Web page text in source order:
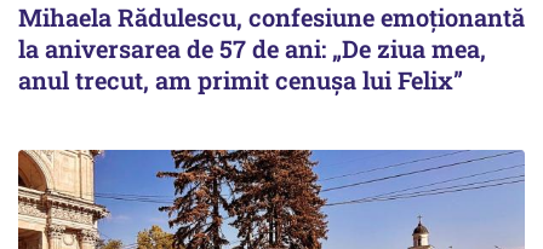
Mihaela Rădulescu, confesiune emoționantă
la aniversarea de 57 de ani: „De ziua mea,
anul trecut, am primit cenușa lui Felix”